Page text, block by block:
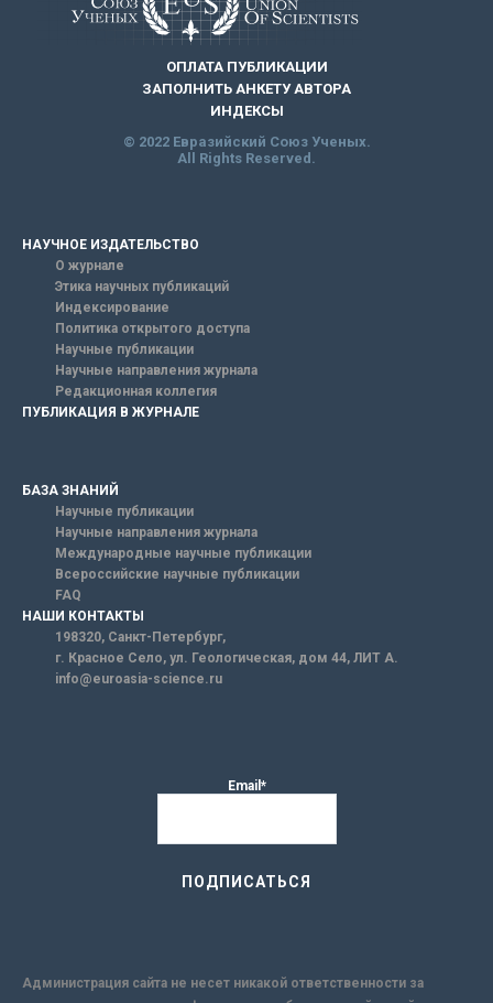
ОПЛАТА ПУБЛИКАЦИИ
ЗАПОЛНИТЬ АНКЕТУ АВТОРА
ИНДЕКСЫ
© 2022 Евразийский Союз Ученых.
All Rights Reserved.
НАУЧНОЕ ИЗДАТЕЛЬСТВО
О журнале
Этика научных публикаций
Индексирование
Политика открытого доступа
Научные публикации
Научные направления журнала
Редакционная коллегия
ПУБЛИКАЦИЯ В ЖУРНАЛЕ
БАЗА ЗНАНИЙ
Научные публикации
Научные направления журнала
Международные научные публикации
Всероссийские научные публикации
FAQ
НАШИ КОНТАКТЫ
198320, Санкт-Петербург,
г. Красное Село, ул. Геологическая, дом 44, ЛИТ А.
info@euroasia-science.ru
Email*
Администрация сайта не несет никакой ответственности за